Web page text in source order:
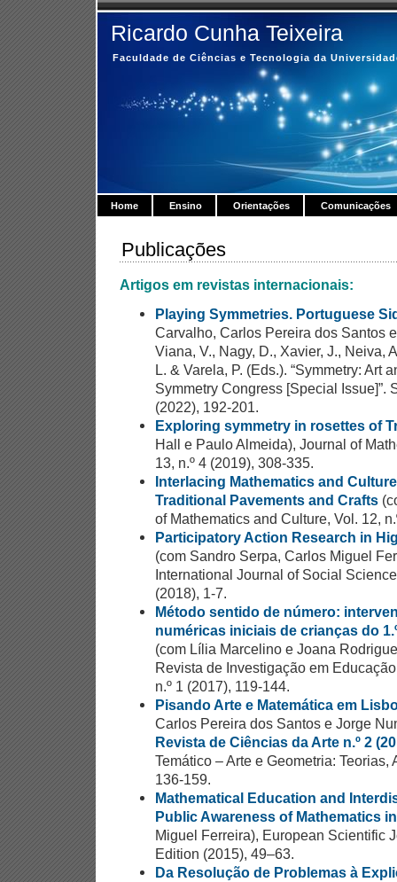
Ricardo Cunha Teixeira
Faculdade de Ciências e Tecnologia da
Home Ensino Orientações Comunicações
Publicações
Artigos em revistas internacionais:
Playing Symmetries. Portuguese
Carvalho, Carlos Pereira dos Santos
Viana, V., Nagy, D., Xavier, J., Neiva,
L. & Varela, P. (Eds.). “Symmetry: Art
Symmetry Congress [Special Issue]”.
(2022), 192-201.
Exploring symmetry in rosettes of
Hall e Paulo Almeida), Journal of
13, n.º 4 (2019), 308-335.
Interlacing Mathematics and
Traditional Pavements and Crafts
of Mathematics and Culture, Vol. 12,
Participatory Action Research in
(com Sandro Serpa, Carlos Miguel
International Journal of Social
(2018), 1-7.
Método sentido de número:
numéricas iniciais de crianças do
(com Lília Marcelino e Joana
Revista de Investigação em
n.º 1 (2017), 119-144.
Pisando Arte e Matemática em
Carlos Pereira dos Santos e Jorge
Revista de Ciências da Arte n.º 2
Temático – Arte e Geometria:
136-159.
Mathematical Education and
Public Awareness of Mathematics
Miguel Ferreira), European Scientific
Edition (2015), 49–63.
Da Resolução de Problemas à